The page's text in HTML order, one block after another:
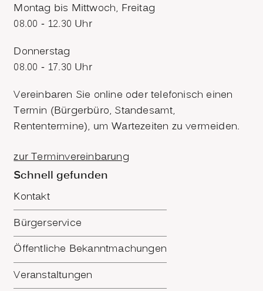
Montag bis Mittwoch, Freitag
08.00 - 12.30 Uhr
Donnerstag
08.00 - 17.30 Uhr
Vereinbaren Sie online oder telefonisch einen
Termin (Bürgerbüro, Standesamt,
Rententermine), um Wartezeiten zu vermeiden.
zur Terminvereinbarung
Schnell gefunden
Kontakt
Bürgerservice
Öffentliche Bekanntmachungen
Veranstaltungen